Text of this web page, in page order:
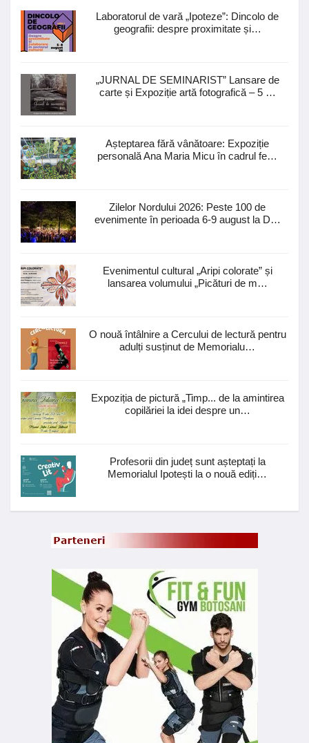
Laboratorul de vară „Ipoteze”: Dincolo de
geografii: despre proximitate și…
„JURNAL DE SEMINARIST” Lansare de
carte și Expoziție artă fotografică – 5 …
Așteptarea fără vânătoare: Expoziție
personală Ana Maria Micu în cadrul fe…
Zilelor Nordului 2026: Peste 100 de
evenimente în perioada 6-9 august la D…
Evenimentul cultural „Aripi colorate” și
lansarea volumului „Picături de m…
O nouă întâlnire a Cercului de lectură pentru
adulți susținut de Memorialu…
Expoziția de pictură „Timp... de la amintirea
copilăriei la idei despre un…
Profesorii din județ sunt așteptați la
Memorialul Ipotești la o nouă ediți…